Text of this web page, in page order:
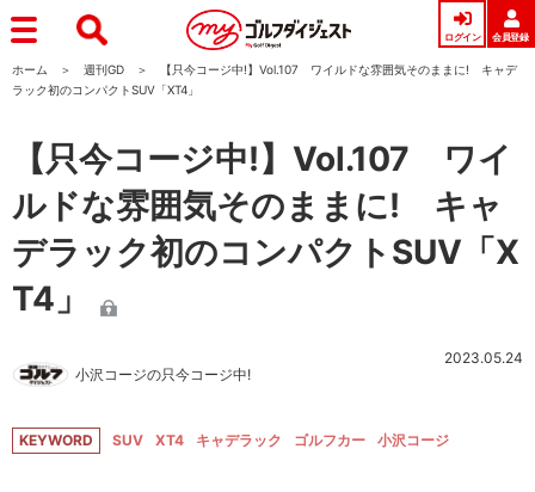
ログイン 会員登録
ホーム 週刊GD
【只今コージ中!】Vol.107 ワイルドな雰囲気そのままに! キャデ
ラック初のコンパクトSUV「XT4」
【只今コージ中!】Vol.107 ワイ
ルドな雰囲気そのままに! キャ
デラック初のコンパクトSUV「X
T4」
小沢コージの只今コージ中!
2023.05.24
KEYWORD SUV XT4 キャデラック ゴルフカー 小沢コージ